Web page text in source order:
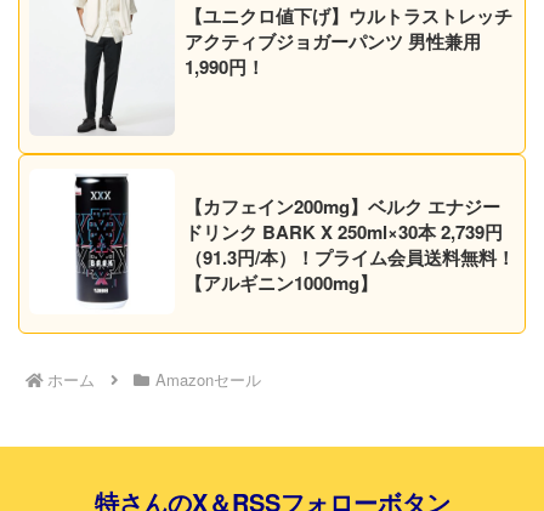
【ユニクロ値下げ】ウルトラストレッチ
アクティブジョガーパンツ 男性兼用
1,990円！
【カフェイン200mg】ベルク エナジー
ドリンク BARK X 250ml×30本 2,739円
（91.3円/本）！プライム会員送料無料！
【アルギニン1000mg】
ホーム Amazonセール
特さんのX＆RSSフォローボタン